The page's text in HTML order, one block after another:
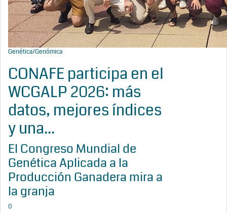
Genética/Genómica
CONAFE participa en el
WCGALP 2026: más
datos, mejores índices
y una...
El Congreso Mundial de
Genética Aplicada a la
Producción Ganadera mira a
la granja
0